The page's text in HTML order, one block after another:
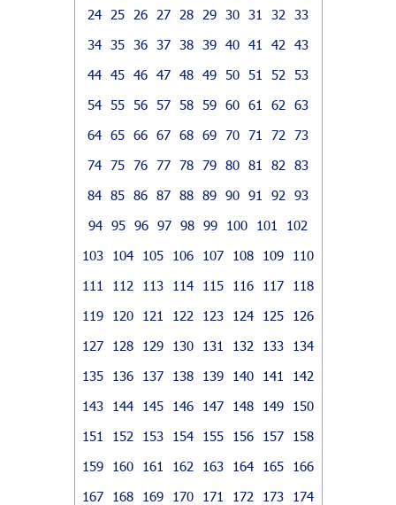
24
25 26 27 28 29 30 31 32
33
34 35 36 37 38 39 40 41 42
43
44 45 46 47 48 49 50 51 52
53
54 55 56 57 58 59 60 61 62
63
64 65 66 67 68 69 70 71 72
73
74 75 76 77 78 79 80 81 82
83
84 85 86 87 88 89 90 91 92
93
94 95 96 97 98 99 100 101
102
103
104 105 106 107 108 109
110
111
112 113 114 115 116 117
118
119
120 121 122 123 124 125
126
127
128 129 130 131 132 133
134
135
136 137 138 139 140 141
142
143
144 145 146 147 148 149
150
151
152 153 154 155 156 157
158
159
160 161 162 163 164 165
166
167
168 169 170 171 172 173
174